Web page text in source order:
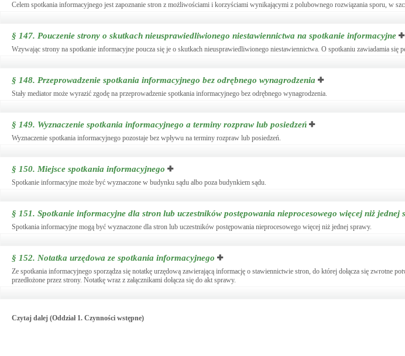
Celem spotkania informacyjnego jest zapoznanie stron z możliwościami i korzyściami wynikającymi z polubownego rozwiązania sporu, w
§ 147. Pouczenie strony o skutkach nieusprawiedliwionego niestawiennictwa na spotkanie informacyjne
Wzywając strony na spotkanie informacyjne poucza się je o skutkach nieusprawiedliwionego niestawiennictwa. O spotkaniu zawiadamia się
§ 148. Przeprowadzenie spotkania informacyjnego bez odrębnego wynagrodzenia
Stały mediator może wyrazić zgodę na przeprowadzenie spotkania informacyjnego bez odrębnego wynagrodzenia.
§ 149. Wyznaczenie spotkania informacyjnego a terminy rozpraw lub posiedzeń
Wyznaczenie spotkania informacyjnego pozostaje bez wpływu na terminy rozpraw lub posiedzeń.
§ 150. Miejsce spotkania informacyjnego
Spotkanie informacyjne może być wyznaczone w budynku sądu albo poza budynkiem sądu.
§ 151. Spotkanie informacyjne dla stron lub uczestników postępowania nieprocesowego więcej niż jednej
Spotkania informacyjne mogą być wyznaczone dla stron lub uczestników postępowania nieprocesowego więcej niż jednej sprawy.
§ 152. Notatka urzędowa ze spotkania informacyjnego
Ze spotkania informacyjnego sporządza się notatkę urzędową zawierającą informację o stawiennictwie stron, do której dołącza się zwrotne
przedłożone przez strony. Notatkę wraz z załącznikami dołącza się do akt sprawy.
Czytaj dalej (Oddział 1. Czynności wstępne)